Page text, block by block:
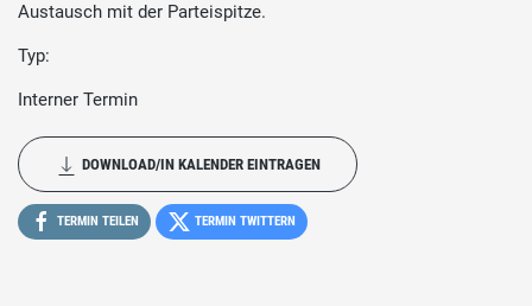
Austausch mit der Parteispitze.
Typ:
Interner Termin
DOWNLOAD/IN KALENDER EINTRAGEN
TERMIN TEILEN TERMIN TWITTERN